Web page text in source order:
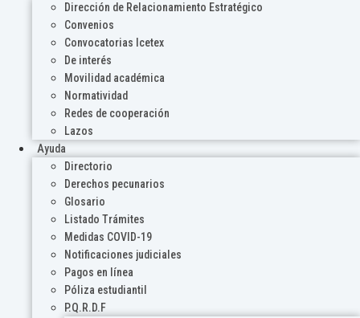
Dirección de Relacionamiento Estratégico
Convenios
Convocatorias Icetex
De interés
Movilidad académica
Normatividad
Redes de cooperación
Lazos
Ayuda
Directorio
Derechos pecunarios
Glosario
Listado Trámites
Medidas COVID-19
Notificaciones judiciales
Pagos en línea
Póliza estudiantil
P.Q.R.D.F